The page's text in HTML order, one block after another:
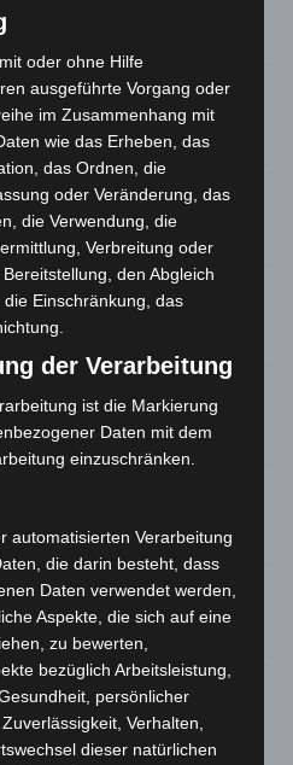
Isernhagen
zwischen Hannover-West
kehren nach
zurück
Population in Niedersachsen
starten beim
über A7 – Polizei sucht
Unfall auf Baustelle
oder ohne Hilfe
ausgeführte Vorgang oder
im Zusammenhang mit
wie das Erheben, das
das Ordnen, die
oder Veränderung, das
die Verwendung, die
Verbreitung oder
den Abgleich
Einschränkung, das
der Verarbeitung
ist die Markierung
Daten mit dem
einzuschränken.
automatisierten Verarbeitung
die darin besteht, dass
Daten verwendet werden,
Aspekte, die sich auf eine
zu bewerten,
bezüglich Arbeitsleistung,
persönlicher
Verhalten,
dieser natürlichen